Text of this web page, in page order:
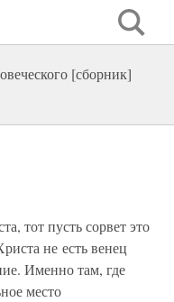
[сборник]
тот пусть сорвет это
не есть венец
Именно там, где
место